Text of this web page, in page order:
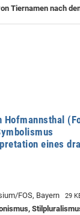
Tiernamen nach
Hofmannsthal
eines
FOS, Bayern 29